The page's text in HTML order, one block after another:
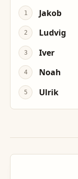
1 Jakob
2 Ludvig
3 Iver
4 Noah
5 Ulrik